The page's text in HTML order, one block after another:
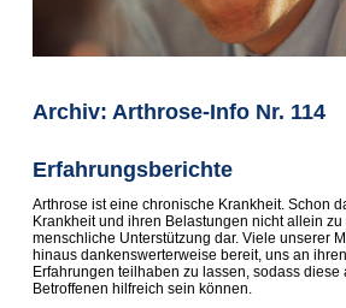
Archiv: Arthrose-Info Nr. 114
Erfahrungsberichte
Arthrose ist eine chronische Krankheit. Schon
Krankheit und ihren Belastungen nicht allein
menschliche Unterstützung dar. Viele unserer
hinaus dankenswerterweise bereit, uns an
Erfahrungen teilhaben zu lassen, sodass diese
Betroffenen hilfreich sein können.